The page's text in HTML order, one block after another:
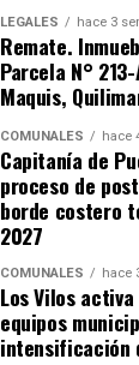
LEGALES hace 3
Remate.
Parcela N°
Maquis,
COMUNALES hace
Capitanía de
proceso de
borde costero
2027
COMUNALES hace
Los Vilos
equipos
intensificación